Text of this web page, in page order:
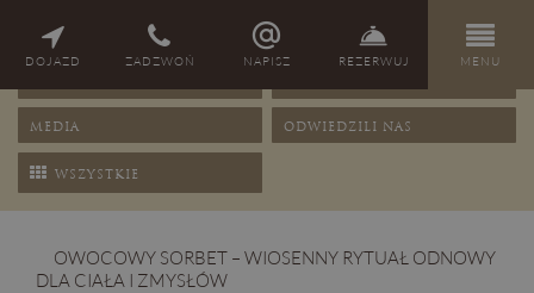
DOJAZD ZADZWOŃ NAPISZ REZERWUJ MENU
NAGRODY
MEDIA ODWIEDZILI NAS
WSZYSTKIE
OWOCOWY SORBET – WIOSENNY RYTUAŁ ODNOWY
DLA CIAŁA I ZMYSŁÓW